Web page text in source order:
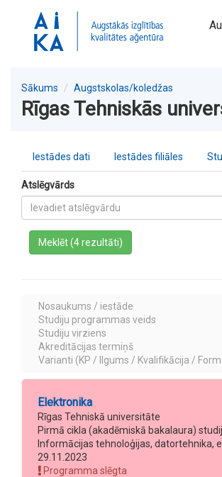
Sākums Augstskolas/koledžas
Rīgas Tehniskās
Iestādes dati Iestādes filiāles
Atslēgvārds
Meklēt (4 rezultāti)
Nosaukums / iestāde
Studiju programmas veids
Studiju virziens
Akreditācijas termiņš
Varianti (KP / Ilgums / Kvalifikācija /
Elektronika
Rīgas Tehniskā universitāte
Pirmā cikla (akadēmiskā bakalaura)
Informācijas tehnoloģijas, datortehnika,
29.11.2023
Programma slēgta